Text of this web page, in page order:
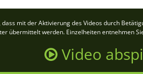
mit der Aktivierung des Videos durch
übermittelt werden. Einzelheiten entnehmen
Video